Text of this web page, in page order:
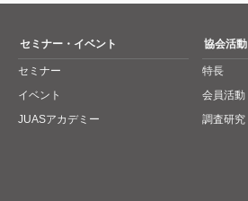
セミナー・イベント
セミナー
イベント
JUASアカデミー
協会活動
特長
会員活動
調査研究